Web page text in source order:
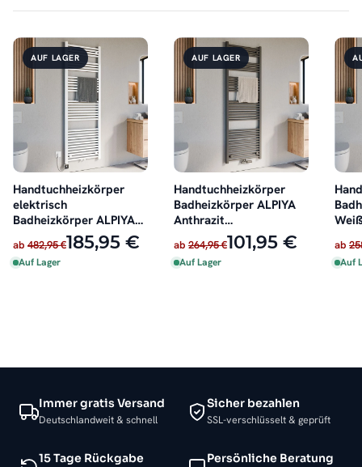
AUF LAGER
Handtuchheizkörper
elektrisch
Badheizkörper ALPIYA
Weiß inkl. Heizstab
ab 482,95 €185,95 €
Auf Lager
AUF LAGER
Handtuchheizkörper
Badheizkörper ALPIYA
Anthrazit
Mittelanschluss
ab 264,95 €101,95 €
Auf Lager
ab
Auf
Immer gratis Versand
Deutschlandweit & schnell
Sicher bezahlen
SSL-verschlüsselt & geprüft
15 Tage Rückgabe Persönliche Beratung